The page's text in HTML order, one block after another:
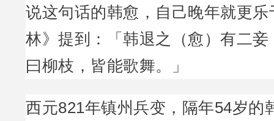
说这句话的韩愈，自己晚年就更
林》提到：「韩退之（愈）有二
曰柳枝，皆能歌舞。」
西元821年镇州兵变，隔年54岁的